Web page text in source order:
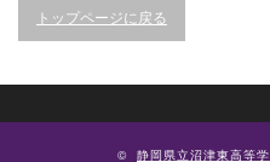
トップページに戻る
© 静岡県立沼津東高等